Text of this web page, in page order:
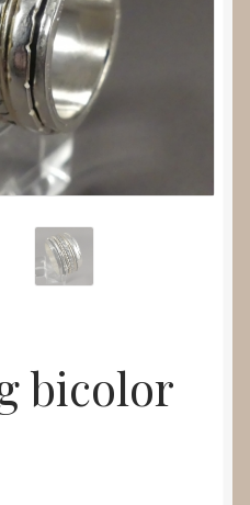
Submenu
uitvouwen
bicolor